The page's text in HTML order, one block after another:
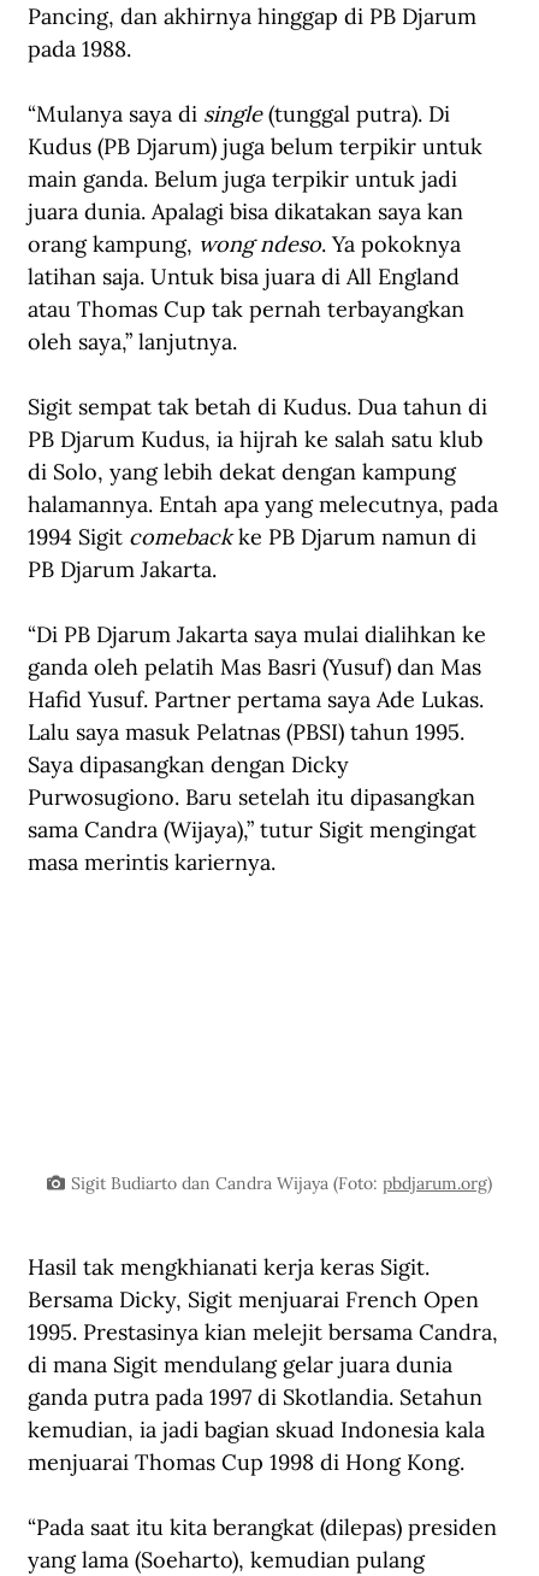
Pancing, dan akhirnya hinggap di PB Djarum
pada 1988.
“Mulanya saya di single (tunggal putra). Di
Kudus (PB Djarum) juga belum terpikir untuk
main ganda. Belum juga terpikir untuk jadi
juara dunia. Apalagi bisa dikatakan saya kan
orang kampung, wong ndeso. Ya pokoknya
latihan saja. Untuk bisa juara di All England
atau Thomas Cup tak pernah terbayangkan
oleh saya,” lanjutnya.
Sigit sempat tak betah di Kudus. Dua tahun di
PB Djarum Kudus, ia hijrah ke salah satu klub
di Solo, yang lebih dekat dengan kampung
halamannya. Entah apa yang melecutnya, pada
1994 Sigit comeback ke PB Djarum namun di
PB Djarum Jakarta.
“Di PB Djarum Jakarta saya mulai dialihkan ke
ganda oleh pelatih Mas Basri (Yusuf) dan Mas
Hafid Yusuf. Partner pertama saya Ade Lukas.
Lalu saya masuk Pelatnas (PBSI) tahun 1995.
Saya dipasangkan dengan Dicky
Purwosugiono. Baru setelah itu dipasangkan
sama Candra (Wijaya),” tutur Sigit mengingat
masa merintis kariernya.
Sigit Budiarto dan Candra Wijaya (Foto: pbdjarum.org)
Hasil tak mengkhianati kerja keras Sigit.
Bersama Dicky, Sigit menjuarai French Open
1995. Prestasinya kian melejit bersama Candra,
di mana Sigit mendulang gelar juara dunia
ganda putra pada 1997 di Skotlandia. Setahun
kemudian, ia jadi bagian skuad Indonesia kala
menjuarai Thomas Cup 1998 di Hong Kong.
“Pada saat itu kita berangkat (dilepas) presiden
yang lama (Soeharto), kemudian pulang